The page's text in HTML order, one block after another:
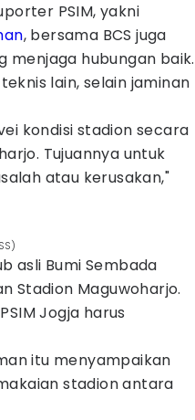
PSIM, yakni
, bersama BCS juga
menjaga hubungan baik.
lain, selain jaminan
kondisi stadion secara
Tujuannya untuk
atau kerusakan,"
asli Bumi Sembada
Stadion Maguwoharjo.
Jogja harus
itu menyampaikan
stadion antara